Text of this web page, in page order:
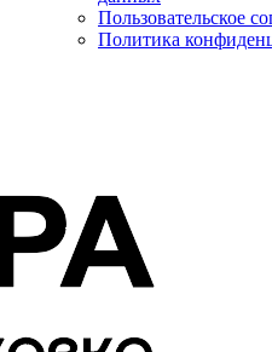
Пользовательское
Политика